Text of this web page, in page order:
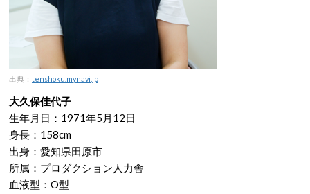
出典： tenshoku.mynavi.jp
大久保佳代子
生年月日：1971年5月12日
身長：158cm
出身：愛知県田原市
所属：プロダクション人力舎
血液型：O型